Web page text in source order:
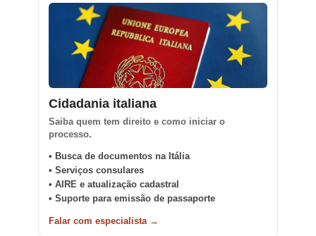
Cidadania italiana
Saiba quem tem direito e como iniciar o
processo.
• Busca de documentos na Itália
• Serviços consulares
• AIRE e atualização cadastral
• Suporte para emissão de passaporte
Falar com especialista →